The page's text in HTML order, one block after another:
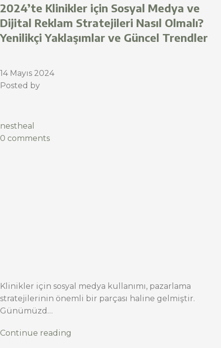
2024’te Klinikler için Sosyal Medya ve
Dijital Reklam Stratejileri Nasıl Olmalı?
Yenilikçi Yaklaşımlar ve Güncel Trendler
14 Mayıs 2024
Posted by
nestheal
0 comments
Klinikler için sosyal medya kullanımı, pazarlama
stratejilerinin önemli bir parçası haline gelmiştir.
Günümüzd…
Continue reading